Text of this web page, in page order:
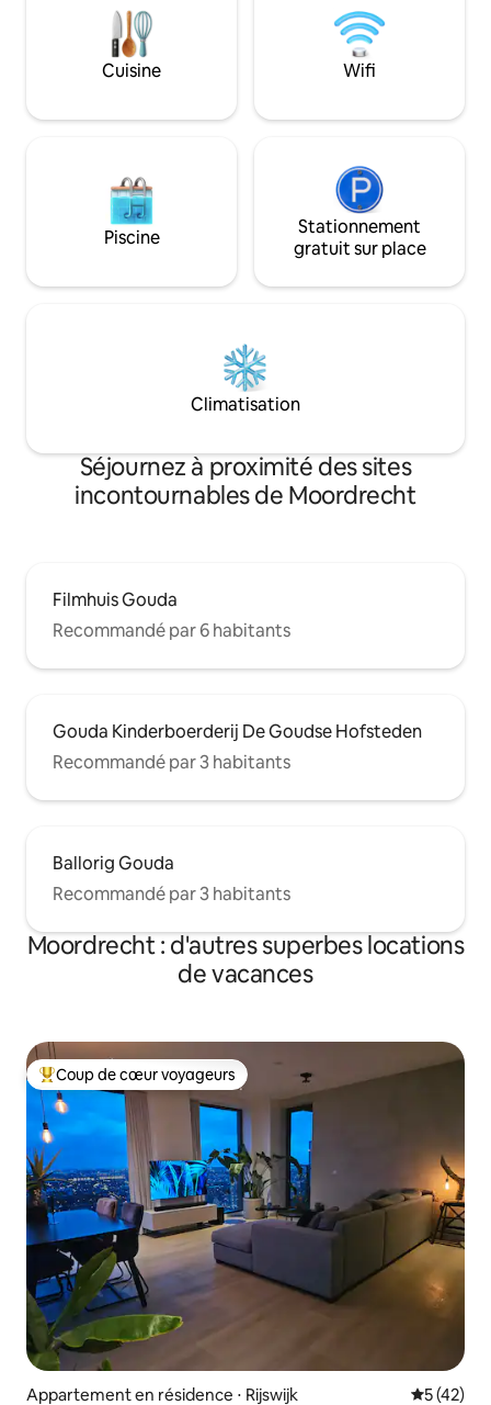
linge/sèche-linge, d'un espace de travail
privé et d'une planche de paddle.
Emplacement idéal pour la randonnée, le
vélo, la culture et le travail à distance.
voiture. Veuillez
sommes pas à
en commun. L'endroit idéal pour se
détendre ou être
Cuisine Wifi
Piscine
Stationnement
gratuit sur place
Climatisation
Séjournez à proximité des sites
incontournables de Moordrecht
Filmhuis Gouda
Recommandé par 6 habitants
Gouda Kinderboerderij De Goudse Hofsteden
Recommandé par 3 habitants
Ballorig Gouda
Recommandé par 3 habitants
Moordrecht : d'autres superbes locations
de vacances
Coups de cœur voyageurs les plus appréciés
Coup de cœur voyageurs
Appartement en résidence ⋅ Rijswijk 5 (42)